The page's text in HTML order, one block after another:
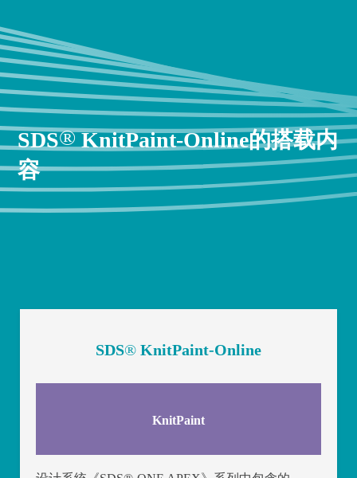
SDS®KnitPaint-Online的搭载内
容
SDS®KnitPaint-Online
KnitPaint